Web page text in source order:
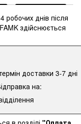
днів після
здійснюється
доставки 3-7 дні
на: